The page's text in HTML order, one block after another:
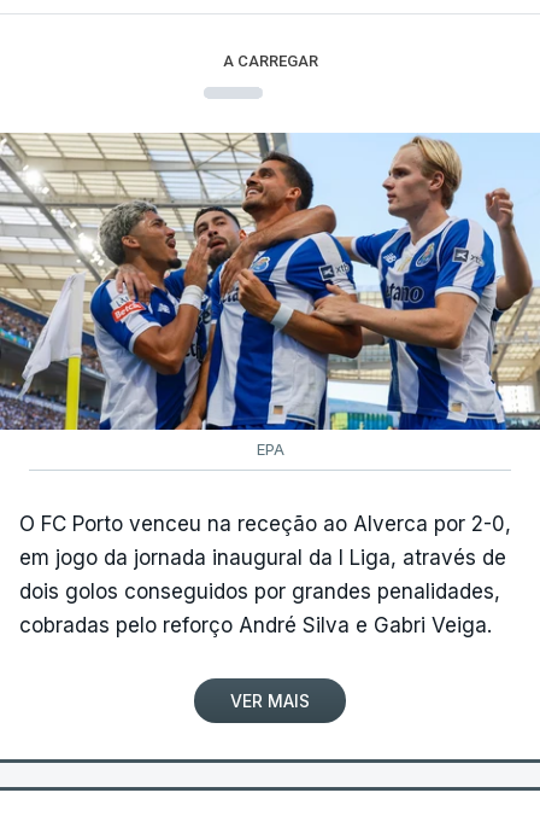
A CARREGAR
EPA
O FC Porto venceu na receção ao Alverca por 2-0,
em jogo da jornada inaugural da I Liga, através de
dois golos conseguidos por grandes penalidades,
cobradas pelo reforço André Silva e Gabri Veiga.
VER MAIS